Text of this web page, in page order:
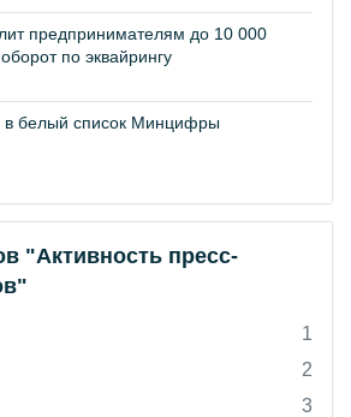
предпринимателям до 10 000
по эквайрингу
белый список Минцифры
"Активность пресс-
1
2
3